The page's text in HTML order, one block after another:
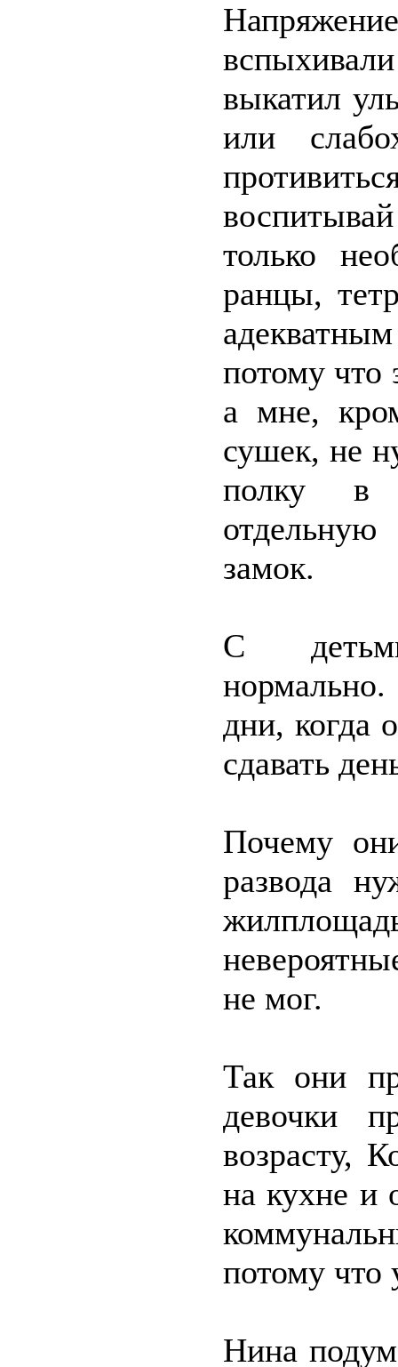
выкатил
или
только
ранцы,
потому что
а мне,
сушек, не
полку в
замок.
С
дни, когда
сдавать
Почему
развода
не мог.
Так они
девочки
возрасту,
на кухне и
потому что
Нина